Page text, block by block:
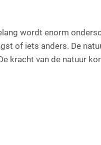
wordt enorm
of iets anders. De
kracht van de natuur